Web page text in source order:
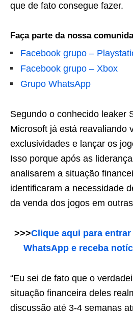
que de fato consegue fazer.
Faça parte da nossa
Facebook grupo –
Facebook grupo – Xbox
Grupo WhatsApp
Segundo o conhecido leaker
Microsoft já está reavaliando
exclusividades e lançar os
Isso porque após as
analisarem a situação
identificaram a necessidade
da venda dos jogos em
>>>Clique aqui para
WhatsApp e receba
“Eu sei de fato que o
situação financeira deles
discussão até 3-4 semanas